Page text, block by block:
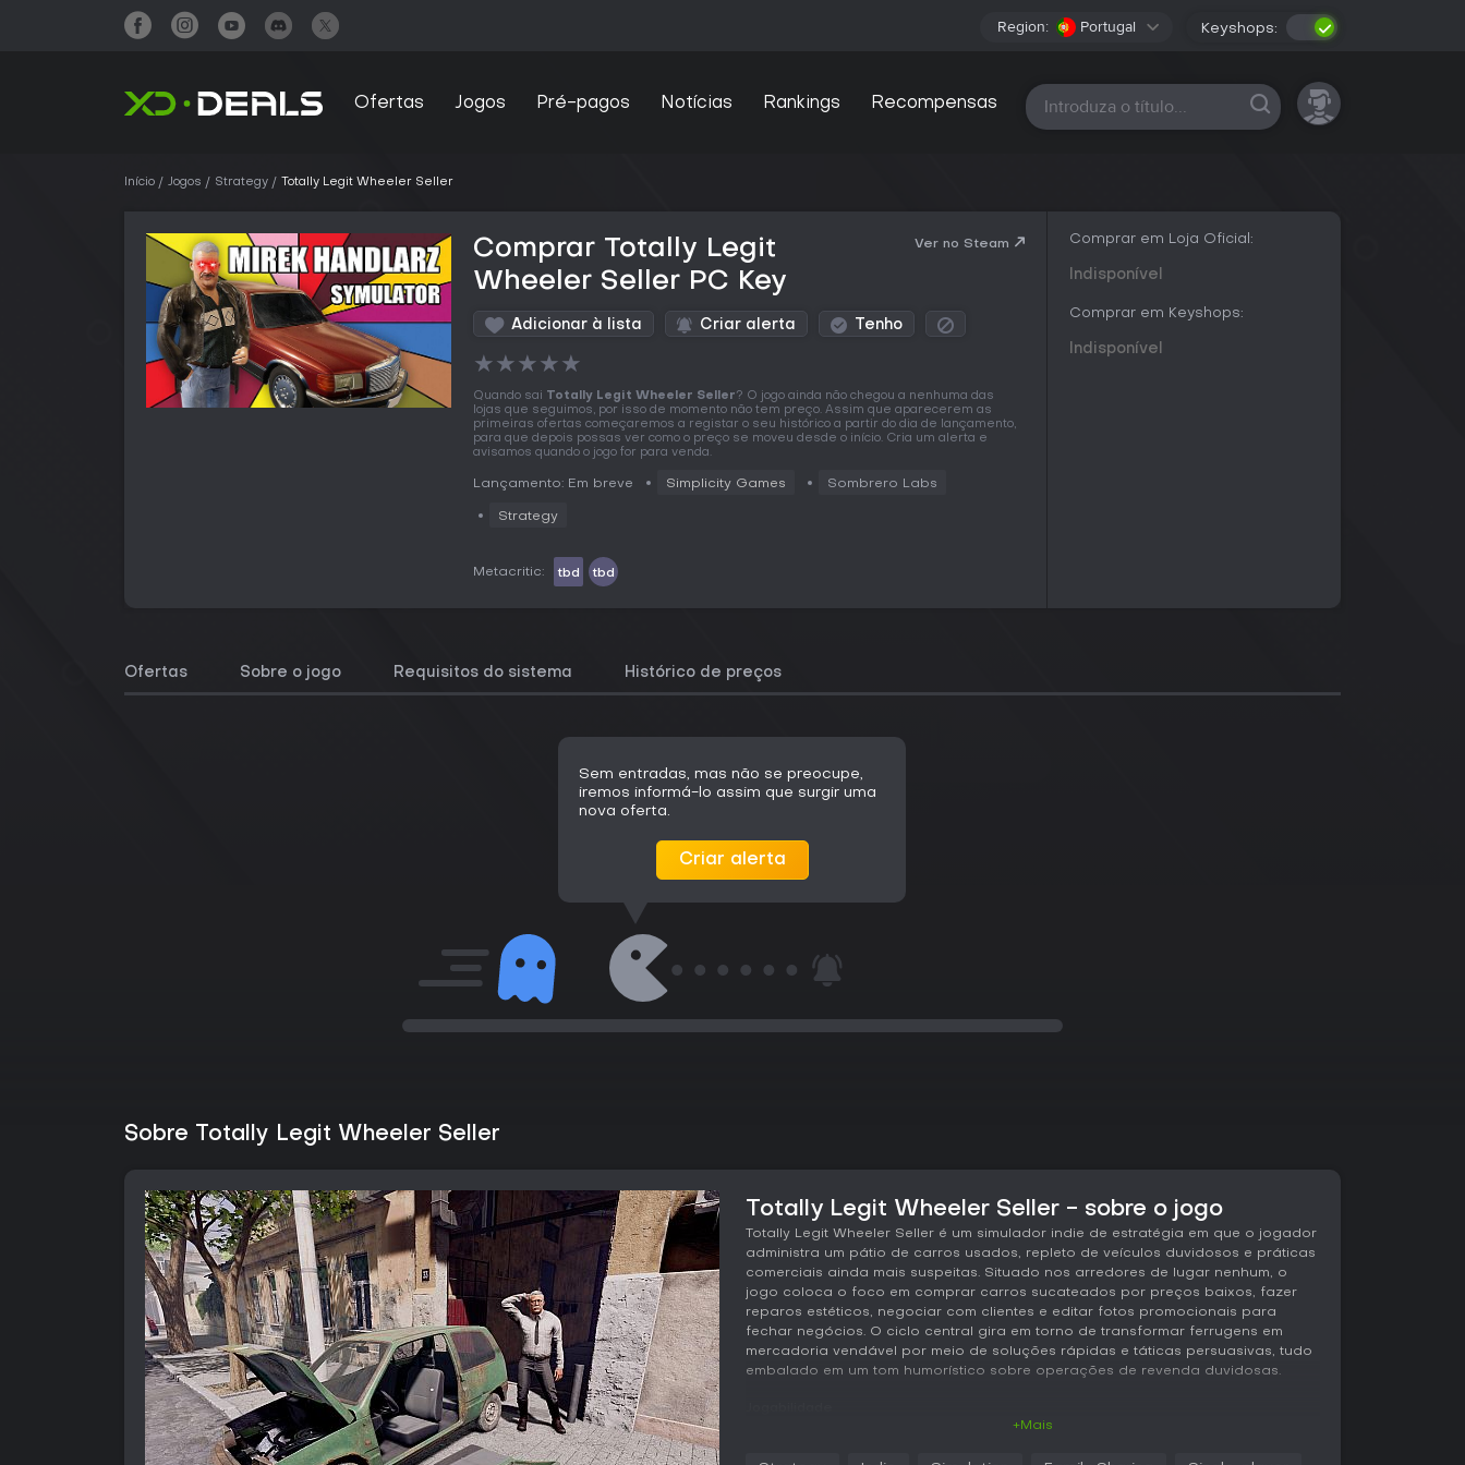
Region: Portugal Keyshops:
Ofertas Jogos Pré-pagos Notícias Rankings Recompensas Todas as plataformas
Início Jogos Strategy Totally Legit Wheeler Seller
Comprar Totally Legit
Wheeler Seller PC Key
Ver no Steam
Adicionar à lista Criar alerta Tenho
★★★★★
Quando sai Totally Legit Wheeler Seller? O jogo ainda não chegou a nenhuma das
lojas que seguimos, por isso de momento não tem preço. Assim que aparecerem as
primeiras ofertas começaremos a registar o seu histórico a partir do dia de lançamento,
para que depois possas ver como o preço se moveu desde o início. Cria um alerta e
avisamos quando o jogo for para venda.
Lançamento: Em breve Simplicity Games Sombrero Labs
Strategy
Metacritic: tbd tbd
Comprar em Loja Oficial:
Indisponível
Comprar em Keyshops:
Indisponível
Ofertas Sobre o jogo Requisitos do sistema Histórico de preços
Sem entradas, mas não se preocupe,
iremos informá-lo assim que surgir uma
nova oferta.
Criar alerta
Sobre Totally Legit Wheeler Seller
Totally Legit Wheeler Seller - sobre o jogo
Totally Legit Wheeler Seller é um simulador indie de estratégia em que o jogador
administra um pátio de carros usados, repleto de veículos duvidosos e práticas
comerciais ainda mais suspeitas. Situado nos arredores de lugar nenhum, o
jogo coloca o foco em comprar carros sucateados por preços baixos, fazer
reparos estéticos, negociar com clientes e editar fotos promocionais para
fechar negócios. O ciclo central gira em torno de transformar ferrugens em
mercadoria vendável por meio de soluções rápidas e táticas persuasivas, tudo
embalado em um tom humorístico sobre operações de revenda duvidosas.
+Mais